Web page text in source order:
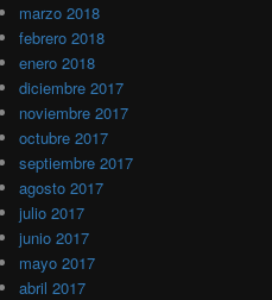
marzo 2018
febrero 2018
enero 2018
diciembre 2017
noviembre 2017
octubre 2017
septiembre 2017
agosto 2017
julio 2017
junio 2017
mayo 2017
abril 2017